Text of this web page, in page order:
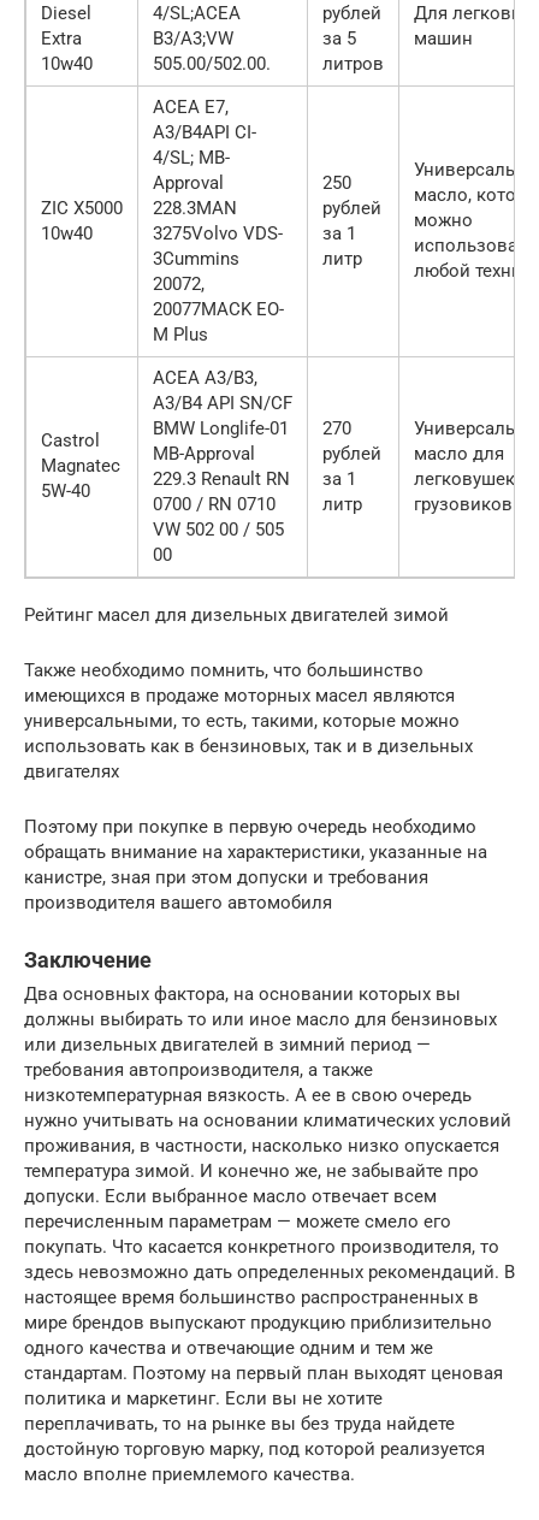
Diesel
Extra
10w40
4/SL;ACEA
B3/A3;VW
505.00/502.00.
рублей
за 5
литров
Для легковых
машин
ZIC X5000
10w40
ACEA E7,
A3/B4API CI-
4/SL; MB-
Approval
228.3MAN
3275Volvo VDS-
3Cummins
20072,
20077MACK EO-
M Plus
250
рублей
за 1
литр
масло,
можно
любой
Castrol
Magnatec
5W-40
ACEA A3/B3,
A3/B4 API SN/CF
BMW Longlife-01
MB-Approval
229.3 Renault RN
0700 / RN 0710
VW 502 00 / 505
00
270
рублей
за 1
литр
масло для
легковушек и
грузовиков
Рейтинг масел для дизельных двигателей зимой
Также необходимо помнить, что большинство
имеющихся в продаже моторных масел являются
универсальными, то есть, такими, которые можно
использовать как в бензиновых, так и в дизельных
двигателях
Поэтому при покупке в первую очередь необходимо
обращать внимание на характеристики, указанные на
канистре, зная при этом допуски и требования
производителя вашего автомобиля
Заключение
Два основных фактора, на основании которых вы
должны выбирать то или иное масло для бензиновых
или дизельных двигателей в зимний период —
требования автопроизводителя, а также
низкотемпературная вязкость. А ее в свою очередь
нужно учитывать на основании климатических условий
проживания, в частности, насколько низко опускается
температура зимой. И конечно же, не забывайте про
допуски. Если выбранное масло отвечает всем
перечисленным параметрам — можете смело его
покупать. Что касается конкретного производителя, то
здесь невозможно дать определенных рекомендаций. В
настоящее время большинство распространенных в
мире брендов выпускают продукцию приблизительно
одного качества и отвечающие одним и тем же
стандартам. Поэтому на первый план выходят ценовая
политика и маркетинг. Если вы не хотите
переплачивать, то на рынке вы без труда найдете
достойную торговую марку, под которой реализуется
масло вполне приемлемого качества.